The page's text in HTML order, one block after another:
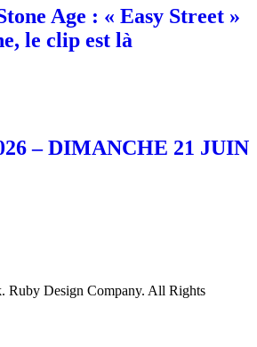
Age : « Easy Street »
le clip est là
– DIMANCHE 21 JUIN
Design Company. All Rights